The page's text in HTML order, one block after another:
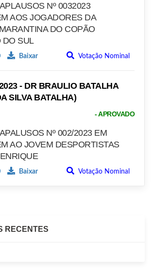
Nº 0032023
AOS JOGADORES DA
DO COPÃO
DO SUL
Baixar Votação Nominal
- DR BRAULIO BATALHA
SILVA BATALHA)
- APROVADO
Nº 002/2023 EM
AO JOVEM DESPORTISTAS
Baixar Votação Nominal
RECENTES